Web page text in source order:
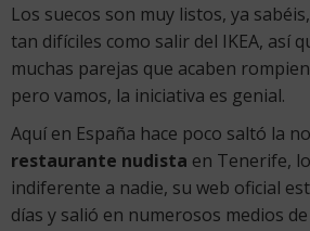
Los suecos son muy listos, ya
tan difíciles como salir del IKEA, así
muchas parejas que acaben
pero vamos, la iniciativa es genial.
Aquí en España hace poco saltó la
restaurante nudista en Tenerife,
indiferente a nadie, su web oficial
días y salió en numerosos medios